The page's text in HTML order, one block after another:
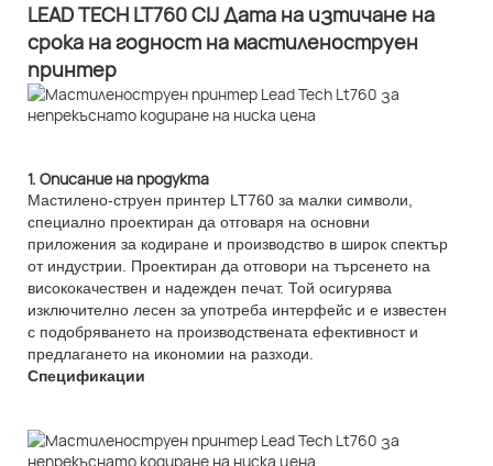
LEAD TECH LT760 CIJ Дата на изтичане на
срока на годност на мастиленоструен
принтер
1. Описание на продукта
Мастилено-струен принтер LT760 за малки символи,
специално проектиран да отговаря на основни
приложения за кодиране и производство в широк спектър
от индустрии. Проектиран да отговори на търсенето на
висококачествен и надежден печат. Той осигурява
изключително лесен за употреба интерфейс и е известен
с подобряването на производствената ефективност и
предлагането на икономии на разходи.
Спецификации